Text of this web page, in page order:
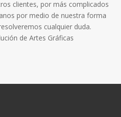
clientes, por más complicados
por medio de nuestra forma
cualquier duda.
de Artes Gráficas